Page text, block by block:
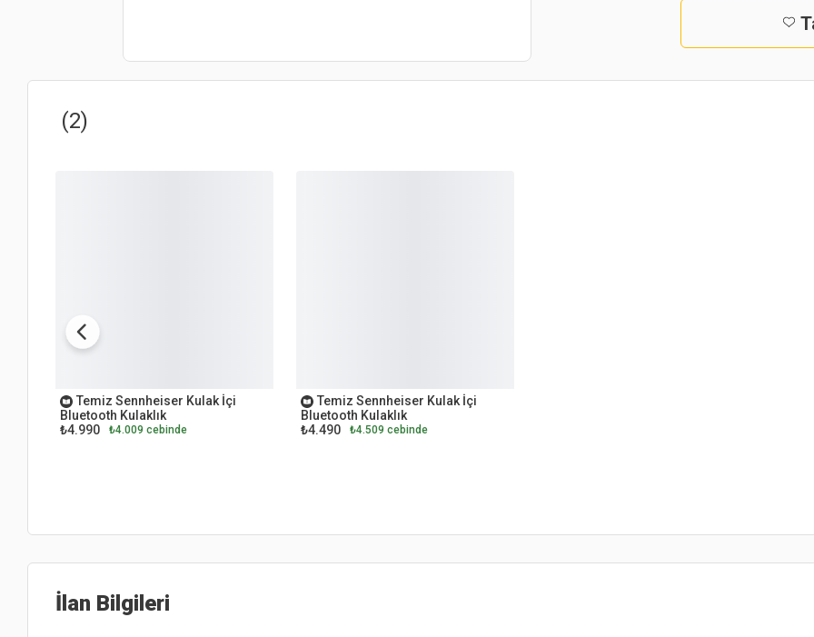
(2)
Temiz Sennheiser Kulak İçi
Bluetooth Kulaklık
₺4.990
₺4.009 cebinde
Temiz Sennheiser Kulak İçi
Bluetooth Kulaklık
₺4.490
₺4.509 cebinde
İlan Bilgileri